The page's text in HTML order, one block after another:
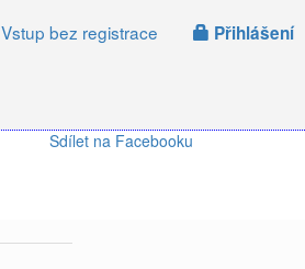
Vstup bez registrace Přihlášení
Sdílet na Facebooku